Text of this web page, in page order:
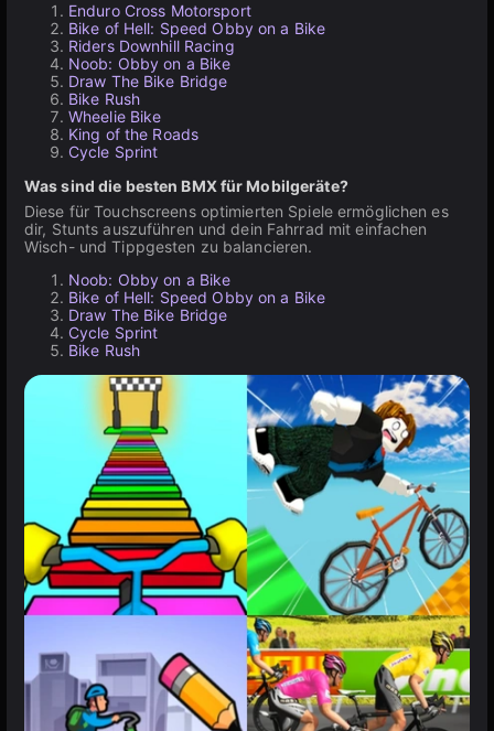
Enduro Cross Motorsport
Bike of Hell: Speed Obby on a Bike
Riders Downhill Racing
Noob: Obby on a Bike
Draw The Bike Bridge
Bike Rush
Wheelie Bike
King of the Roads
Cycle Sprint
Was sind die besten BMX für Mobilgeräte?
Diese für Touchscreens optimierten Spiele ermöglichen es
dir, Stunts auszuführen und dein Fahrrad mit einfachen
Wisch- und Tippgesten zu balancieren.
Noob: Obby on a Bike
Bike of Hell: Speed Obby on a Bike
Draw The Bike Bridge
Cycle Sprint
Bike Rush